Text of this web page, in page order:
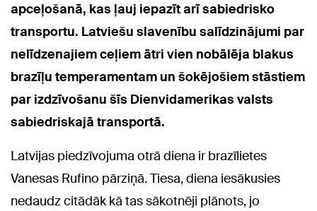
apceļošanā, kas ļauj iepazīt arī sabiedrisko
transportu. Latviešu slavenību salīdzinājumi par
nelīdzenajiem ceļiem ātri vien nobālēja blakus
brazīļu temperamentam un šokējošiem stāstiem
par izdzīvošanu šīs Dienvidamerikas valsts
sabiedriskajā transportā.
Latvijas piedzīvojuma otrā diena ir brazīlietes
Vanesas Rufino pārziņā. Tiesa, diena iesākusies
nedaudz citādāk kā tas sākotnēji plānots, jo